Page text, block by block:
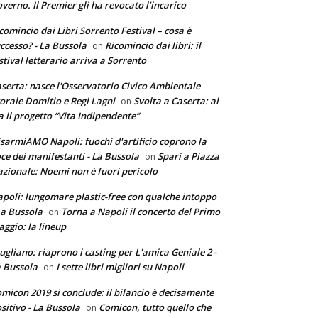
Il Premier gli ha revocato l’incarico
dai Libri Sorrento Festival – cosa è
- La Bussola on Ricomincio dai libri: il
letterario arriva a Sorrento
nasce l'Osservatorio Civico Ambientale
Domitio e Regi Lagni on Svolta a Caserta: al
il progetto “Vita Indipendente”
Napoli: fuochi d'artificio coprono la
dei manifestanti - La Bussola on Spari a Piazza
Noemi non è fuori pericolo
lungomare plastic-free con qualche intoppo
Bussola on Torna a Napoli il concerto del Primo
la lineup
riaprono i casting per L'amica Geniale 2 -
Bussola on I sette libri migliori su Napoli
2019 si conclude: il bilancio è decisamente
- La Bussola on Comicon, tutto quello che